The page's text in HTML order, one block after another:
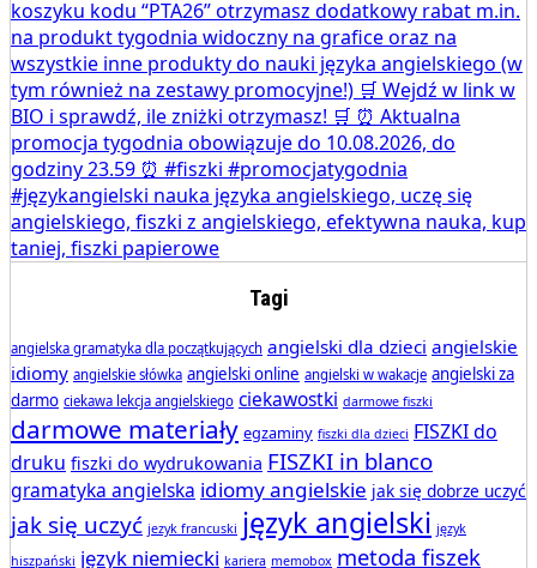
Tagi
angielska gramatyka dla początkujących angielski dla dzieci angielskie
idiomy angielskie słówka angielski online angielski w wakacje angielski za
darmo ciekawa lekcja angielskiego ciekawostki darmowe fiszki
darmowe materiały egzaminy fiszki dla dzieci FISZKI do
druku fiszki do wydrukowania FISZKI in blanco
gramatyka angielska idiomy angielskie jak się dobrze uczyć
jak się uczyć jezyk francuski język angielski język
hiszpański język niemiecki kariera memobox metoda fiszek